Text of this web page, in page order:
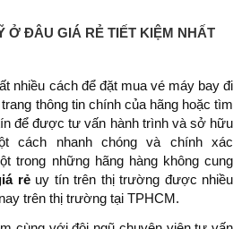
Ở ĐÂU GIÁ RẺ TIẾT KIỆM NHẤT
nhiều cách để đặt mua vé máy bay đi
thông tin chính của hãng hoặc tìm
để được tư vấn hành trình và sở hữu
cách nhanh chóng và chính xác
trong những hãng hàng không cung
rẻuy tín trên thị trường được nhiều
trên thị trường tại TPHCM.